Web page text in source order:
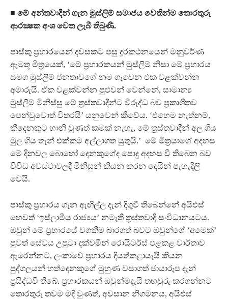
■ මේ අන්තවාදීන් ගැන මුස්ලිම් සමාජය වෙතින්ම තොරතුරු
ආරක්‍ෂක අංශ වෙත ලැබී තිබුණි.
පාස්කු ප්‍රහාරයෙන් දවසකට පසු දූරකථනයෙන් මනුවර්ණ
ඇමතූ මිත්‍රයෙක්, ‘මේ ප්‍රහාරකයන් මුස්ලිම් නිසා මේ ප්‍රහාරය
සමග මුස්ලිම් ජනතාවගේ නම ගෑවෙන එක වළක්වන්න
අමාරුයි. ඒක වළක්වන්න පුළුවන් වෙන්නේ, සාමාන්‍ය
මුස්ලිම් මිනිස්සු මේ ත්‍රස්තවාදීන්ට විරුද්ධ බව ප්‍රකාශිතව
පෙන්වුවොත් විතරයි’ යනුවෙන් කීවේය. ‘එහෙම නැත්නම්,
කීදෙනකුට හානි වුණත් කමක් නැහැ, මේ ත්‍රස්තවාදීන් අල ගිය
මුල ගිය තැන් එක්කම අල්ලාගත යුතුයි.’ මේ මිත්‍රයාගේ අදහස
මේ දිනවල බොහෝ දෙනකුගේද පොදු අදහස වී තිබෙන බව
විවිධ අවස්ථාවලදී මිනිසුන් කියන කරන දෙයින් පැහැදිලි
වෙයි.
පාස්කු ප්‍රහාරය ගැන ඇඟිල්ල දැන් දිගුවී තිබෙන්නේ අයිඑස්
හෙවත් ‘ඉස්ලාමීය රාජ්‍යය’ නමැති ත්‍රස්තවාදී සංවිධානයටය.
ඔවුන් මේ ප්‍රහාරයේ වගකීම බාරගත් බවට ඔවුන්ගේ ‘අමෙක්’
පුවත් සේවය උපුටා දක්වමින් රොයිටර්ස් පළකළ වාර්තාව
ඇරෙන්නට, ලංකාවේ ප්‍රහාරය දියත්කළායැයි කියන
පුද්ගලයන් හත්දෙනකුගේ මුහුණ වසාගත් ඡායාරූප දැන්
ප්‍රසිද්ධවී තිබේ. ප්‍රහාරකයන් ඔවුන්මදැයි තහවුරු කරගන්නට
තොරතුරු තවම මදි වුණත්, අවසාන නිගමනය, අයිඑස්